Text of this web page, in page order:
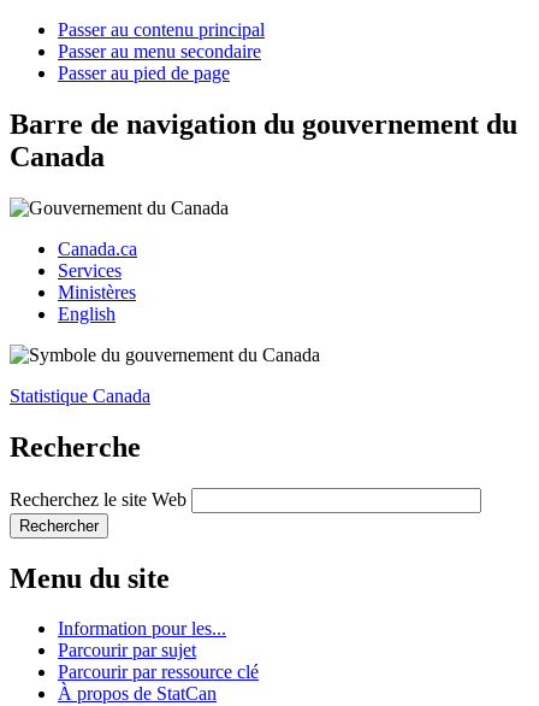
Passer au contenu principal
Passer au menu secondaire
Passer au pied de page
Barre de navigation du gouvernement du
Canada
Canada.ca
Services
Ministères
English
Statistique Canada
Recherche
Recherchez le site Web
Menu du site
Information pour les...
Parcourir par sujet
Parcourir par ressource clé
À propos de StatCan